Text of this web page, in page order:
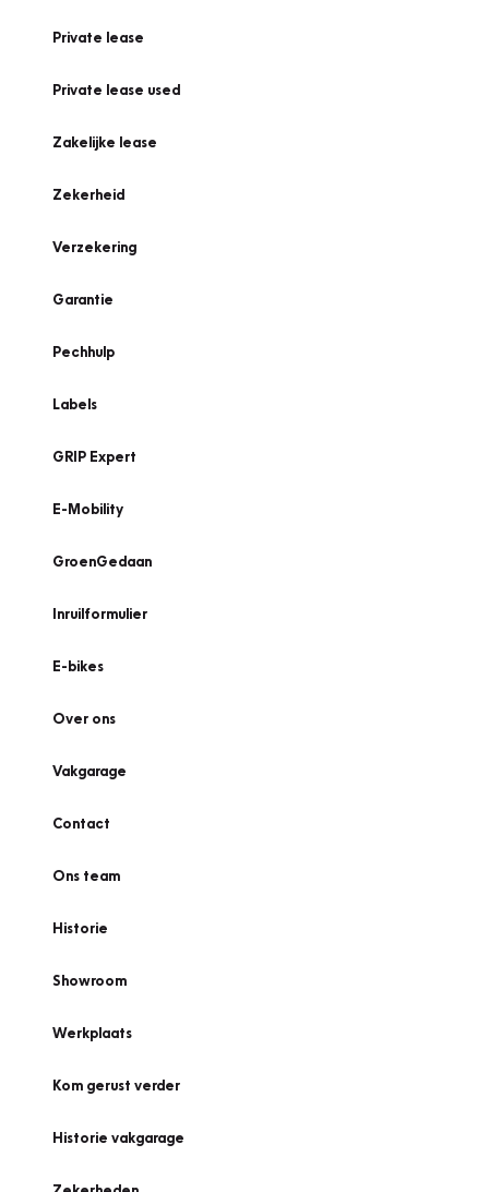
Private lease
Private lease used
Zakelijke lease
Zekerheid
Verzekering
Garantie
Pechhulp
Labels
GRIP Expert
E-Mobility
GroenGedaan
Inruilformulier
E-bikes
Over ons
Vakgarage
Contact
Ons team
Historie
Showroom
Werkplaats
Kom gerust verder
Historie vakgarage